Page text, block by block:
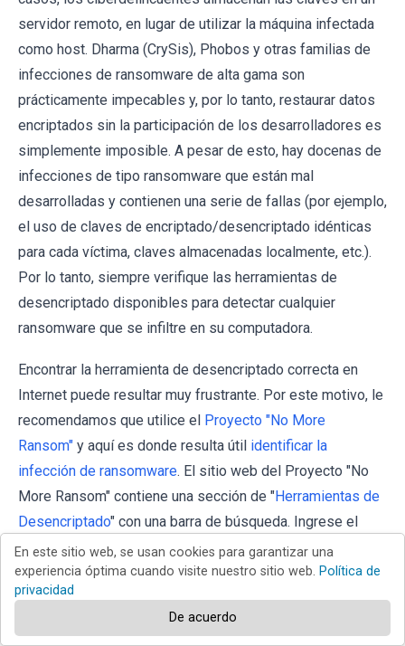
servidor remoto, en lugar de utilizar la máquina infectada
como host. Dharma (CrySis), Phobos y otras familias de
infecciones de ransomware de alta gama son
prácticamente impecables y, por lo tanto, restaurar datos
encriptados sin la participación de los desarrolladores es
simplemente imposible. A pesar de esto, hay docenas de
infecciones de tipo ransomware que están mal
desarrolladas y contienen una serie de fallas (por ejemplo,
el uso de claves de encriptado/desencriptado idénticas
para cada víctima, claves almacenadas localmente, etc.).
Por lo tanto, siempre verifique las herramientas de
desencriptado disponibles para detectar cualquier
ransomware que se infiltre en su computadora.
Encontrar la herramienta de desencriptado correcta en
Internet puede resultar muy frustrante. Por este motivo, le
recomendamos que utilice el Proyecto "No More
Ransom" y aquí es donde resulta útil identificar la
infección de ransomware. El sitio web del Proyecto "No
More Ransom" contiene una sección de "Herramientas de
Desencriptado" con una barra de búsqueda. Ingrese el
nombre del ransomware identificado y se enumerarán
todos los desencriptadores disponibles (si los hay).
En este sitio web, se usan cookies para garantizar una
experiencia óptima cuando visite nuestro sitio web. Política de
privacidad
De acuerdo